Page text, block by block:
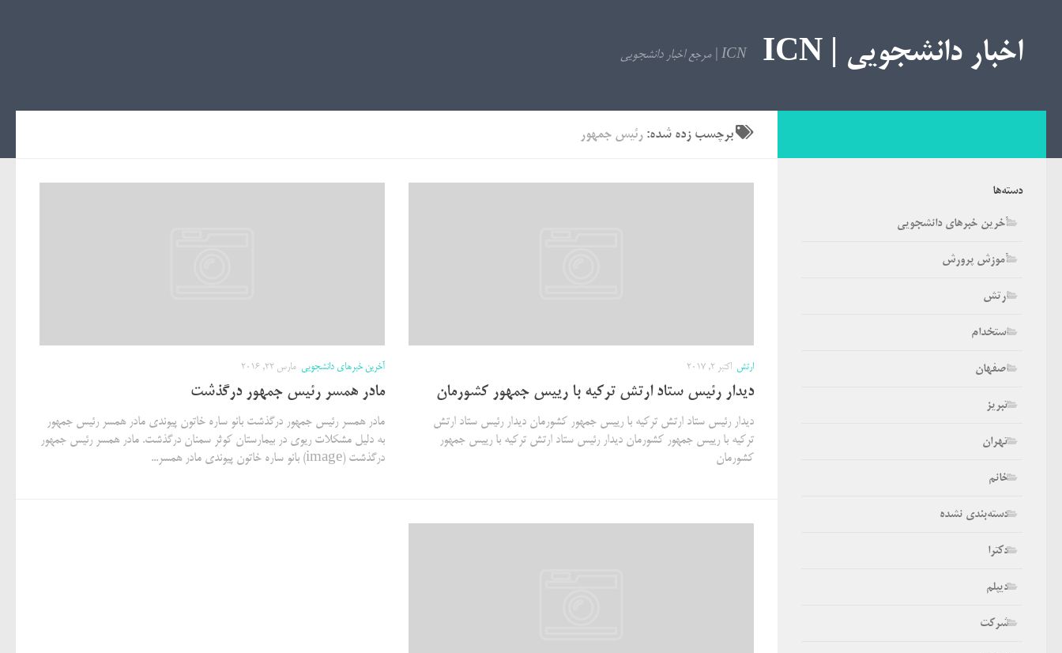
اخبار دانشجویی | ICN ICN | مرجع اخبار دانشجویی
برچسب زده شده: رئیس جمهور
ارتش اکتبر 2, 2017
دیدار رئیس ستاد ارتش ترکیه با رییس جمهور کشورمان
دیدار رئیس ستاد ارتش ترکیه با رییس جمهور کشورمان دیدار رئیس ستاد ارتش
ترکیه با رییس جمهور کشورمان دیدار رئیس ستاد ارتش ترکیه با رییس جمهور
کشورمان
آخرین خبرهای دانشجویی مارس 22, 2016
مادر همسر رئیس جمهور درگذشت
مادر همسر رئیس جمهور درگذشت بانو ساره خاتون پیوندی مادر همسر رئیس جمهور
به دلیل مشکلات ریوی در بیمارستان کوثر سمنان درگذشت. مادر همسر رئیس جمهور
درگذشت (image) بانو ساره خاتون پیوندی مادر همسر...
دسته‌ها
آخرین خبرهای دانشجویی
آموزش پرورش
ارتش
استخدام
اصفهان
تبریز
تهران
خانم
دسته‌بندی نشده
دکترا
دیپلم
شرکت